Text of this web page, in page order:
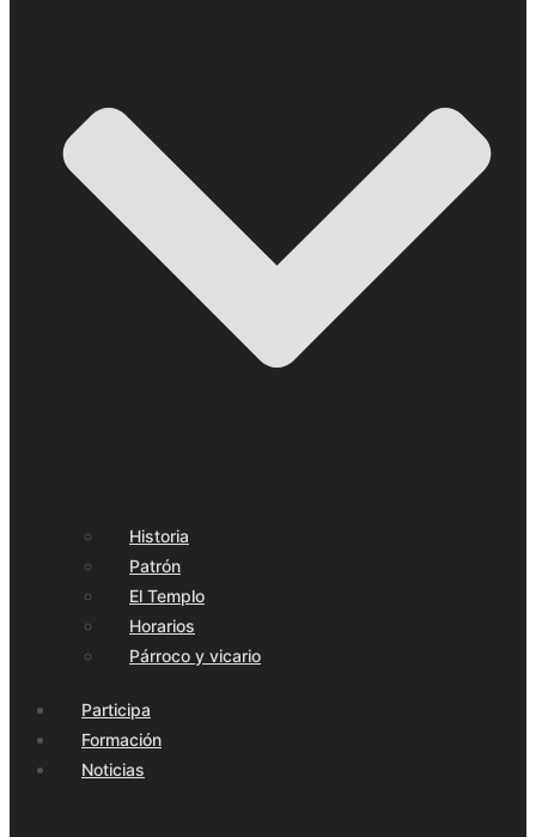
Historia
Patrón
El Templo
Horarios
Párroco y vicario
Participa
Formación
Noticias